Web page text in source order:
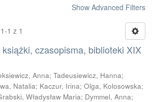
Show Advanced Filters
1 z 1
czasopisma, biblioteki XIX
Anna; Tadeusiewicz, Hanna;
Natalia; Kaczur, Irina; Olga, Kolosowska;
Władysław Maria; Dymmel, Anna;